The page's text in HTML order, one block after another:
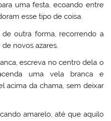
uma festa, ecoando entre
esse tipo de coisa.
de outra forma, recorrendo a
novos azares.
escreva no centro dela o
uma vela branca e
acima da chama, sem deixar
amarelo, até que aquilo